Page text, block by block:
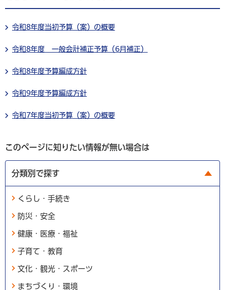
令和8年度当初予算（案）の概要
令和8年度 一般会計補正予算（6月補正）
令和8年度予算編成方針
令和9年度予算編成方針
令和7年度当初予算（案）の概要
このページに知りたい情報が無い場合は
分類別で探す
くらし・手続き
防災・安全
健康・医療・福祉
子育て・教育
文化・観光・スポーツ
まちづくり・環境